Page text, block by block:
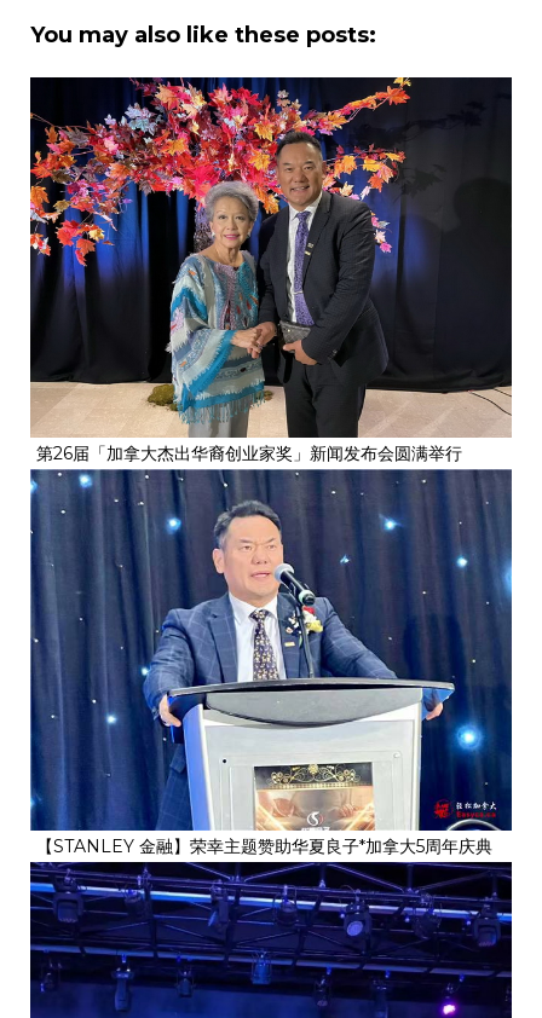
You may also like these posts:
第26届「加拿大杰出华裔创业家奖」新闻发布会圆满举行
【STANLEY 金融】荣幸主题赞助华夏良子*加拿大5周年庆典